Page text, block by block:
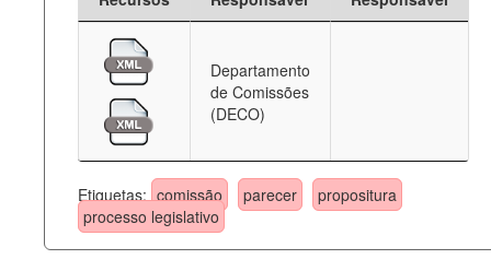
Departamento
de Comissões
(DECO)
Etiquetas: comissão parecer
propositura
processo legislativo